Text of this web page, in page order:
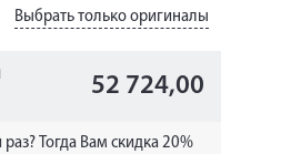
Выбрать только оригиналы
52 724,00
Тогда Вам скидка 20%